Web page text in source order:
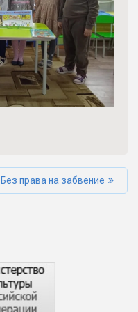
Без права на забвение